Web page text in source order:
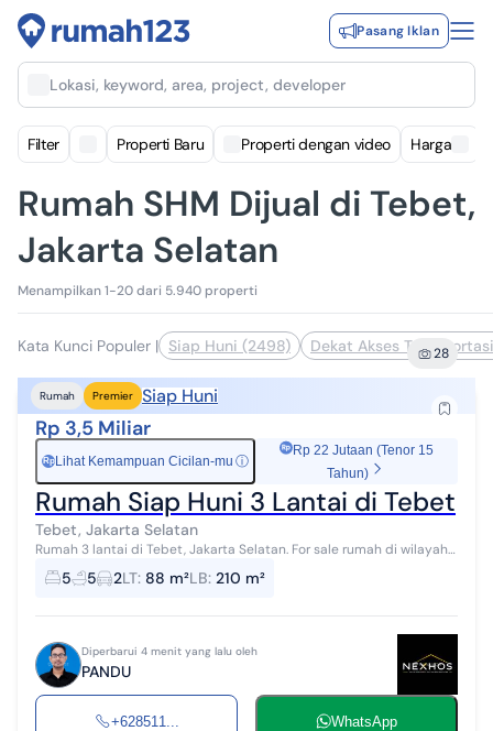
Pasang Iklan
Lokasi, keyword, area, project, developer
Filter Properti Baru Properti dengan video Harga
Rumah SHM Dijual di Tebet,
Jakarta Selatan
Menampilkan 1-20 dari 5.940 properti
Kata Kunci Populer | Siap Huni (2498) Dekat Akses 28
Rumah Premier Siap Huni
Rp 3,5 Miliar
Rp Lihat Kemampuan Cicilan-mu ⓘ
Rp 22 Jutaan (Tenor 15
Tahun)
Rumah Siap Huni 3 Lantai di Tebet
Tebet, Jakarta Selatan
Rumah 3 lantai di Tebet, Jakarta Selatan. For sale rumah di wilayah
yang nyaman dengan pemandangan perkotaan. Properti 3 lantai
bergaya american...
5 5 2LT: 88 m²LB: 210 m²
Diperbarui 4 menit yang lalu oleh
PANDU
+628511... WhatsApp